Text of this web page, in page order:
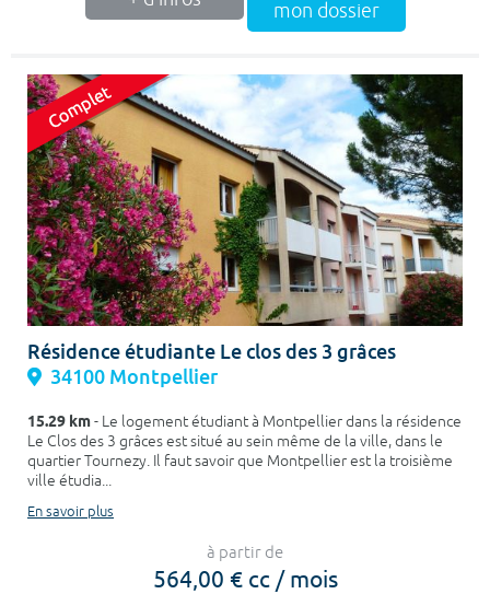
mon dossier
Résidence étudiante Le clos des 3 grâces
34100 Montpellier
15.29 km- Le logement étudiant à Montpellier dans la résidence
Le Clos des 3 grâces est situé au sein même de la ville, dans le
quartier Tournezy. Il faut savoir que Montpellier est la troisième
ville étudia...
En savoir plus
à partir de
564,00 € cc / mois